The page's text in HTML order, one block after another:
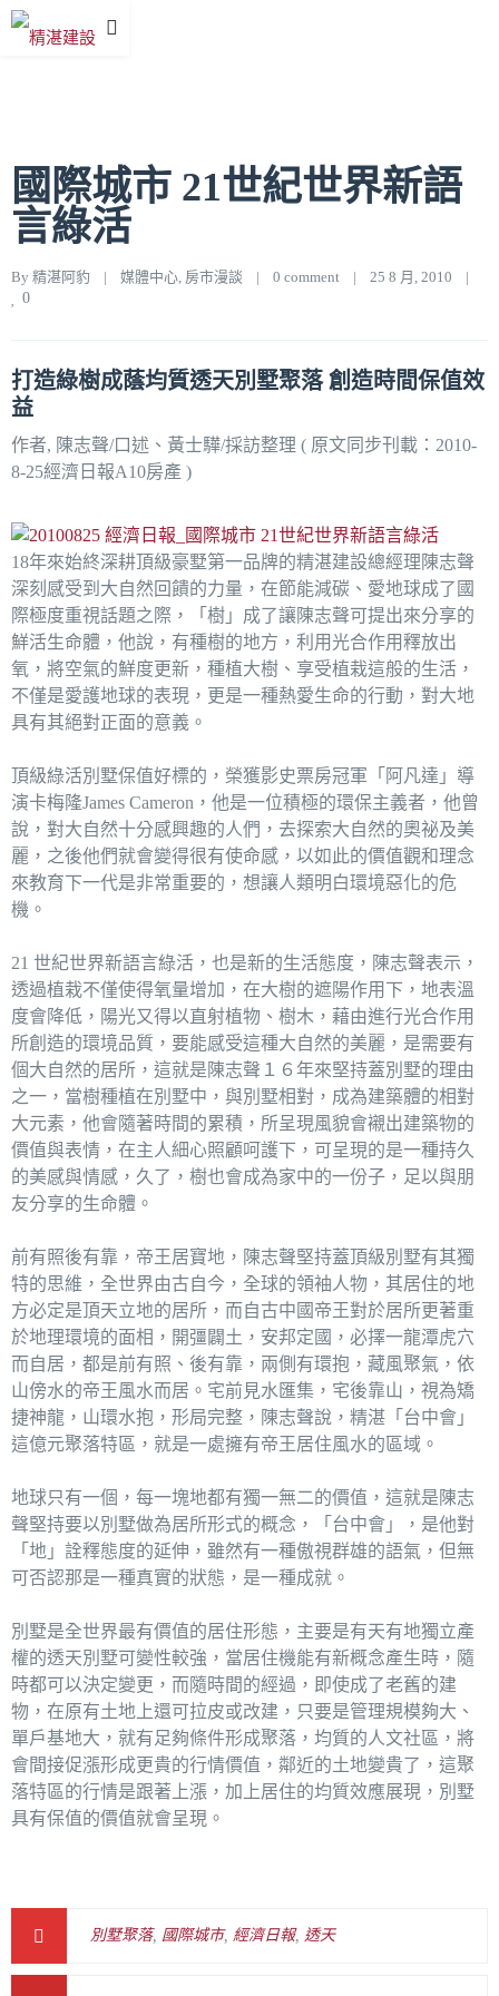
國際城市 21世紀世界新語
言綠活
By 精湛阿豹 | 媒體中心, 房市漫談 | 0 comment | 25 8 月, 2010 |
0
打造綠樹成蔭均質透天別墅聚落 創造時間保值效
益
作者, 陳志聲/口述、黃士驊/採訪整理 ( 原文同步刊載：2010-
8-25經濟日報A10房產 )
18年來始終深耕頂級豪墅第一品牌的精湛建設總經理陳志聲
深刻感受到大自然回饋的力量，在節能減碳、愛地球成了國
際極度重視話題之際，「樹」成了讓陳志聲可提出來分享的
鮮活生命體，他說，有種樹的地方，利用光合作用釋放出
氧，將空氣的鮮度更新，種植大樹、享受植栽這般的生活，
不僅是愛護地球的表現，更是一種熱愛生命的行動，對大地
具有其絕對正面的意義。
頂級綠活別墅保值好標的，榮獲影史票房冠軍「阿凡達」導
演卡梅隆James Cameron，他是一位積極的環保主義者，他曾
說，對大自然十分感興趣的人們，去探索大自然的奧祕及美
麗，之後他們就會變得很有使命感，以如此的價值觀和理念
來教育下一代是非常重要的，想讓人類明白環境惡化的危
機。
21 世紀世界新語言綠活，也是新的生活態度，陳志聲表示，
透過植栽不僅使得氧量增加，在大樹的遮陽作用下，地表溫
度會降低，陽光又得以直射植物、樹木，藉由進行光合作用
所創造的環境品質，要能感受這種大自然的美麗，是需要有
個大自然的居所，這就是陳志聲１６年來堅持蓋別墅的理由
之一，當樹種植在別墅中，與別墅相對，成為建築體的相對
大元素，他會隨著時間的累積，所呈現風貌會襯出建築物的
價值與表情，在主人細心照顧呵護下，可呈現的是一種持久
的美感與情感，久了，樹也會成為家中的一份子，足以與朋
友分享的生命體。
前有照後有靠，帝王居寶地，陳志聲堅持蓋頂級別墅有其獨
特的思維，全世界由古自今，全球的領袖人物，其居住的地
方必定是頂天立地的居所，而自古中國帝王對於居所更著重
於地理環境的面相，開彊闢土，安邦定國，必擇一龍潭虎穴
而自居，都是前有照、後有靠，兩側有環抱，藏風聚氣，依
山傍水的帝王風水而居。宅前見水匯集，宅後靠山，視為矯
捷神龍，山環水抱，形局完整，陳志聲說，精湛「台中會」
這億元聚落特區，就是一處擁有帝王居住風水的區域。
地球只有一個，每一塊地都有獨一無二的價值，這就是陳志
聲堅持要以別墅做為居所形式的概念，「台中會」，是他對
「地」詮釋態度的延伸，雖然有一種傲視群雄的語氣，但無
可否認那是一種真實的狀態，是一種成就。
別墅是全世界最有價值的居住形態，主要是有天有地獨立產
權的透天別墅可變性較強，當居住機能有新概念產生時，隨
時都可以決定變更，而隨時間的經過，即使成了老舊的建
物，在原有土地上還可拉皮或改建，只要是管理規模夠大、
單戶基地大，就有足夠條件形成聚落，均質的人文社區，將
會間接促漲形成更貴的行情價值，鄰近的土地變貴了，這聚
落特區的行情是跟著上漲，加上居住的均質效應展現，別墅
具有保值的價值就會呈現。
別墅聚落, 國際城市, 經濟日報, 透天